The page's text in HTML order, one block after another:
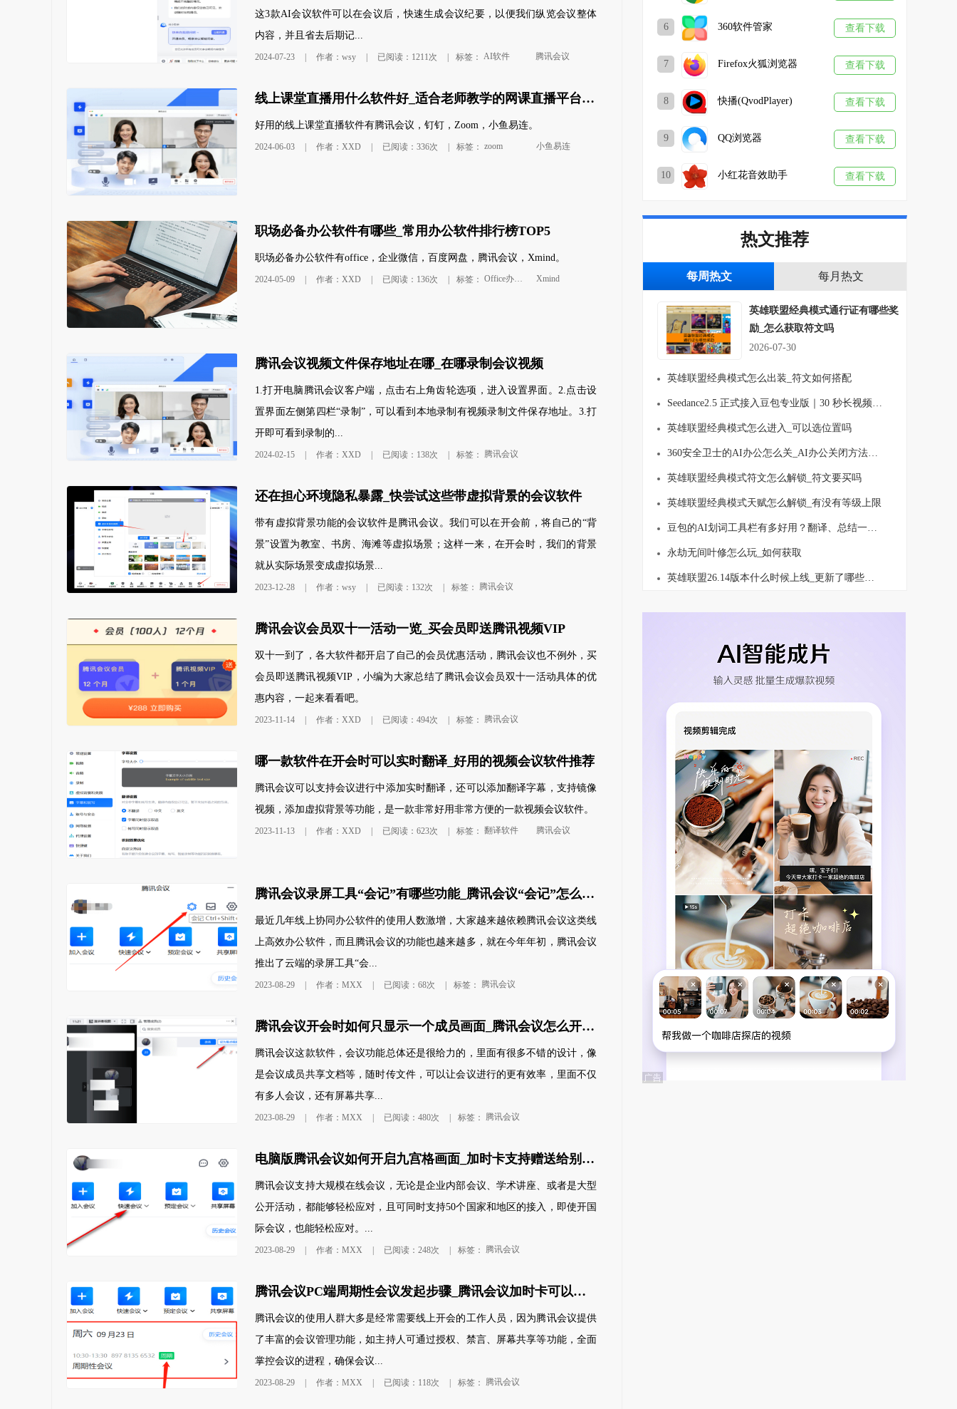
这3款AI会议软件可以在会议后，快速生成会议纪要，以便我们纵览会议整体
内容，并且省去后期记...
2024-07-23 作者：wsy 已阅读：1211次 标签： AI软件 腾讯会议
线上课堂直播用什么软件好_适合老师教学的网课直播平台推荐
好用的线上课堂直播软件有腾讯会议，钉钉，Zoom，小鱼易连。
2024-06-03 作者：XXD 已阅读：336次 标签： zoom 小鱼易连
职场必备办公软件有哪些_常用办公软件排行榜TOP5
职场必备办公软件有office，企业微信，百度网盘，腾讯会议，Xmind。
2024-05-09 作者：XXD 已阅读：136次 标签： Office办公软件 Xmind
腾讯会议视频文件保存地址在哪_在哪录制会议视频
1.打开电脑腾讯会议客户端，点击右上角齿轮选项，进入设置界面。2.点击设
置界面左侧第四栏“录制”，可以看到本地录制有视频录制文件保存地址。3.打
开即可看到录制的...
2024-02-15 作者：XXD 已阅读：138次 标签： 腾讯会议
还在担心环境隐私暴露_快尝试这些带虚拟背景的会议软件
带有虚拟背景功能的会议软件是腾讯会议。我们可以在开会前，将自己的“背
景”设置为教室、书房、海滩等虚拟场景；这样一来，在开会时，我们的背景
就从实际场景变成虚拟场景...
2023-12-28 作者：wsy 已阅读：132次 标签： 腾讯会议
腾讯会议会员双十一活动一览_买会员即送腾讯视频VIP
双十一到了，各大软件都开启了自己的会员优惠活动，腾讯会议也不例外，买
会员即送腾讯视频VIP，小编为大家总结了腾讯会议会员双十一活动具体的优
惠内容，一起来看看吧。
2023-11-14 作者：XXD 已阅读：494次 标签： 腾讯会议
哪一款软件在开会时可以实时翻译_好用的视频会议软件推荐
腾讯会议可以支持会议进行中添加实时翻译，还可以添加翻译字幕，支持镜像
视频，添加虚拟背景等功能，是一款非常好用非常方便的一款视频会议软件。
2023-11-13 作者：XXD 已阅读：623次 标签： 翻译软件 腾讯会议
腾讯会议录屏工具“会记”有哪些功能_腾讯会议“会记”怎么操作
最近几年线上协同办公软件的使用人数激增，大家越来越依赖腾讯会议这类线
上高效办公软件，而且腾讯会议的功能也越来越多，就在今年年初，腾讯会议
推出了云端的录屏工具“会...
2023-08-29 作者：MXX 已阅读：68次 标签： 腾讯会议
腾讯会议开会时如何只显示一个成员画面_腾讯会议怎么开启焦点视频
腾讯会议这款软件，会议功能总体还是很给力的，里面有很多不错的设计，像
是会议成员共享文档等，随时传文件，可以让会议进行的更有效率，里面不仅
有多人会议，还有屏幕共享...
2023-08-29 作者：MXX 已阅读：480次 标签： 腾讯会议
电脑版腾讯会议如何开启九宫格画面_加时卡支持赠送给别人使用吗
腾讯会议支持大规模在线会议，无论是企业内部会议、学术讲座、或者是大型
公开活动，都能够轻松应对，且可同时支持50个国家和地区的接入，即使开国
际会议，也能轻松应对。...
2023-08-29 作者：MXX 已阅读：248次 标签： 腾讯会议
腾讯会议PC端周期性会议发起步骤_腾讯会议加时卡可以重复使用吗
腾讯会议的使用人群大多是经常需要线上开会的工作人员，因为腾讯会议提供
了丰富的会议管理功能，如主持人可通过授权、禁言、屏幕共享等功能，全面
掌控会议的进程，确保会议...
2023-08-29 作者：MXX 已阅读：118次 标签： 腾讯会议
6 360软件管家 查看下载
7 Firefox火狐浏览器 查看下载
8 快播(QvodPlayer) 查看下载
9 QQ浏览器 查看下载
10 小红花音效助手 查看下载
热文推荐
每周热文 每月热文
英雄联盟经典模式通行证有哪些奖
励_怎么获取符文吗
2026-07-30
英雄联盟经典模式怎么出装_符文如何搭配
Seedance2.5 正式接入豆包专业版｜30 秒长视频生成、多图参考 AI视频创作能力全面升级
英雄联盟经典模式怎么进入_可以选位置吗
360安全卫士的AI办公怎么关_AI办公关闭方法介绍
英雄联盟经典模式符文怎么解锁_符文要买吗
英雄联盟经典模式天赋怎么解锁_有没有等级上限
豆包的AI划词工具栏有多好用？翻译、总结一键就行！
永劫无间叶修怎么玩_如何获取
英雄联盟26.14版本什么时候上线_更新了哪些内容